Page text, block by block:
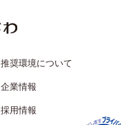
推奨環境について
企業情報
採用情報